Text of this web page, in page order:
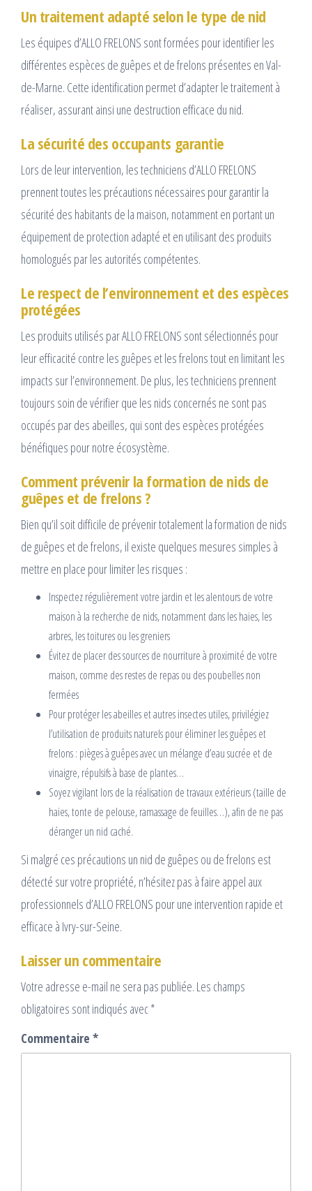
Un traitement adapté selon le type de nid
Les équipes d’ALLO FRELONS sont formées pour identifier les
différentes espèces de guêpes et de frelons présentes en Val-
de-Marne. Cette identification permet d’adapter le traitement à
réaliser, assurant ainsi une destruction efficace du nid.
La sécurité des occupants garantie
Lors de leur intervention, les techniciens d’ALLO FRELONS
prennent toutes les précautions nécessaires pour garantir la
sécurité des habitants de la maison, notamment en portant un
équipement de protection adapté et en utilisant des produits
homologués par les autorités compétentes.
Le respect de l’environnement et des espèces
protégées
Les produits utilisés par ALLO FRELONS sont sélectionnés pour
leur efficacité contre les guêpes et les frelons tout en limitant les
impacts sur l’environnement. De plus, les techniciens prennent
toujours soin de vérifier que les nids concernés ne sont pas
occupés par des abeilles, qui sont des espèces protégées
bénéfiques pour notre écosystème.
Comment prévenir la formation de nids de
guêpes et de frelons ?
Bien qu’il soit difficile de prévenir totalement la formation de nids
de guêpes et de frelons, il existe quelques mesures simples à
mettre en place pour limiter les risques :
Inspectez régulièrement votre jardin et les alentours de votre
maison à la recherche de nids, notamment dans les haies, les
arbres, les toitures ou les greniers
Évitez de placer des sources de nourriture à proximité de votre
maison, comme des restes de repas ou des poubelles non
fermées
Pour protéger les abeilles et autres insectes utiles, privilégiez
l’utilisation de produits naturels pour éliminer les guêpes et
frelons : pièges à guêpes avec un mélange d’eau sucrée et de
vinaigre, répulsifs à base de plantes…
Soyez vigilant lors de la réalisation de travaux extérieurs (taille de
haies, tonte de pelouse, ramassage de feuilles…), afin de ne pas
déranger un nid caché.
Si malgré ces précautions un nid de guêpes ou de frelons est
détecté sur votre propriété, n’hésitez pas à faire appel aux
professionnels d’ALLO FRELONS pour une intervention rapide et
efficace à Ivry-sur-Seine.
Laisser un commentaire
Votre adresse e-mail ne sera pas publiée. Les champs
obligatoires sont indiqués avec*
Commentaire *